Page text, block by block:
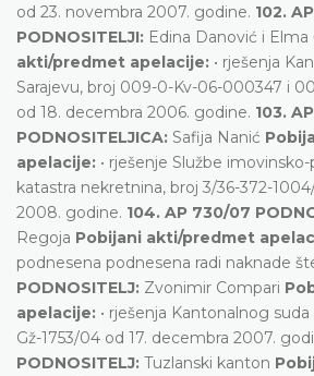
od 23. novembra 2007. godine. 102.
PODNOSITELJI: Edina Danović i Elma
akti/predmet apelacije: • rješenja
Sarajevu, broj 009-0-Kv-06-000347 i
od 18. decembra 2006. godine. 103.
PODNOSITELJICA: Safija Nanić
apelacije: • rješenje Službe
katastra nekretnina, broj 3/36-372-
2008. godine. 104. AP 730/07
Regoja Pobijani akti/predmet
podnesena podnesena radi naknade
PODNOSITELJ: Zvonimir Compari
apelacije: • rješenja Kantonalnog suda
Gž-1753/04 od 17. decembra 2007.
PODNOSITELJ: Tuzlanski kanton